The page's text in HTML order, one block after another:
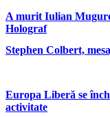
A murit Iulian
Holograf
Stephen Colbert,
Europa Liberă se
activitate